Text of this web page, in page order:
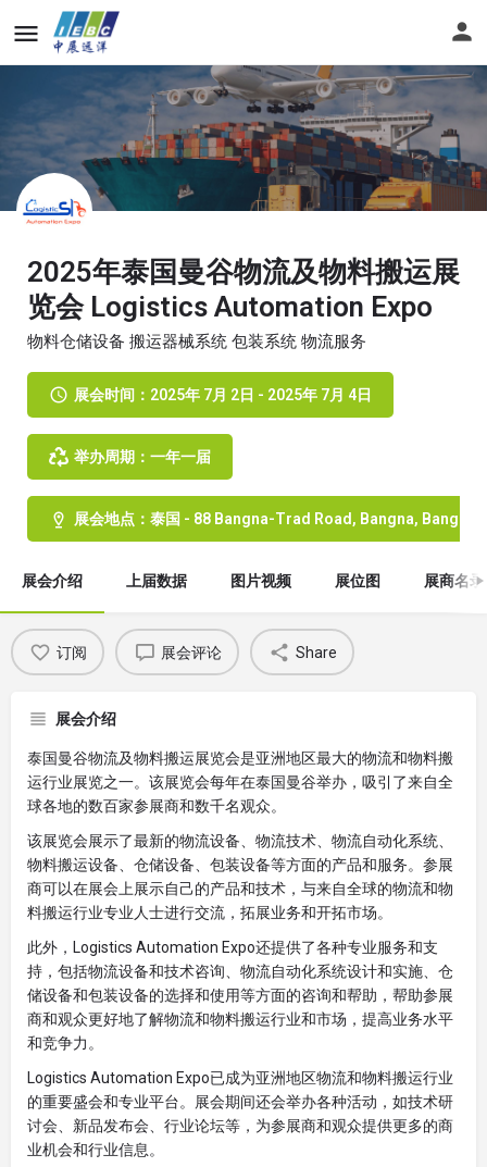
2025年泰国曼谷物流及物料搬运展
览会 Logistics Automation Expo
物料仓储设备 搬运器械系统 包装系统 物流服务
展会时间：2025年 7月 2日 - 2025年 7月 4日
举办周期：一年一届
展会地点：泰国 - 88 Bangna-Trad Road, Bangna,
展会介绍 上届数据 图片视频 展位图 展商名录
订阅 展会评论 Share
展会介绍
泰国曼谷物流及物料搬运展览会是亚洲地区最大的物流和物料搬
运行业展览之一。该展览会每年在泰国曼谷举办，吸引了来自全
球各地的数百家参展商和数千名观众。
该展览会展示了最新的物流设备、物流技术、物流自动化系统、
物料搬运设备、仓储设备、包装设备等方面的产品和服务。参展
商可以在展会上展示自己的产品和技术，与来自全球的物流和物
料搬运行业专业人士进行交流，拓展业务和开拓市场。
此外，Logistics Automation Expo还提供了各种专业服务和支
持，包括物流设备和技术咨询、物流自动化系统设计和实施、仓
储设备和包装设备的选择和使用等方面的咨询和帮助，帮助参展
商和观众更好地了解物流和物料搬运行业和市场，提高业务水平
和竞争力。
Logistics Automation Expo已成为亚洲地区物流和物料搬运行业
的重要盛会和专业平台。展会期间还会举办各种活动，如技术研
讨会、新品发布会、行业论坛等，为参展商和观众提供更多的商
业机会和行业信息。